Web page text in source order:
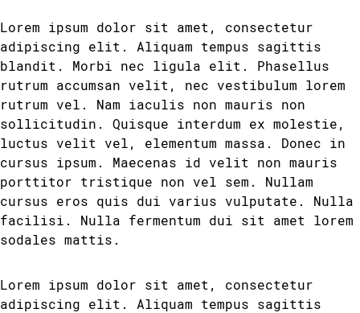
Lorem ipsum dolor sit amet, consectetur
adipiscing elit. Aliquam tempus sagittis
blandit. Morbi nec ligula elit. Phasellus
rutrum accumsan velit, nec vestibulum lorem
rutrum vel. Nam iaculis non mauris non
sollicitudin. Quisque interdum ex molestie,
luctus velit vel, elementum massa. Donec in
cursus ipsum. Maecenas id velit non mauris
porttitor tristique non vel sem. Nullam
cursus eros quis dui varius vulputate. Nulla
facilisi. Nulla fermentum dui sit amet lorem
sodales mattis.
Lorem ipsum dolor sit amet, consectetur
adipiscing elit. Aliquam tempus sagittis